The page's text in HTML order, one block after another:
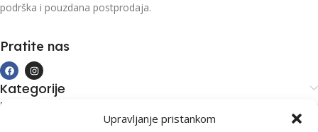
Upravljanje pristankom
podrška i pouzdana postprodaja.
Pratite nas
Kategorije
Kupovina i podrška